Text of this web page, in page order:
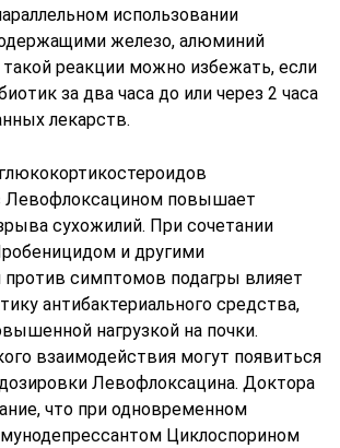
использовании
железо, алюминий
реакции можно избежать, если
за два часа до или через 2 часа
лекарств.
Левофлоксацином повышает
сухожилий. При сочетании
и другими
симптомов подагры влияет
антибактериального средства,
нагрузкой на почки.
взаимодействия могут появиться
Левофлоксацина. Доктора
что при одновременном
Циклоспорином